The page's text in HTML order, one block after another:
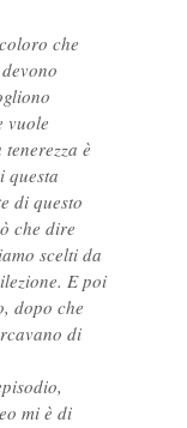
che
vuole
è
questa
di questo
che dire
scelti da
E poi
dopo che
di
mi è di